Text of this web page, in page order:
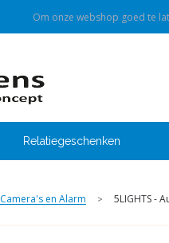
Relatiegeschenken
Camera's en Alarm > 5LIGHTS -
Om onze webshop goed te